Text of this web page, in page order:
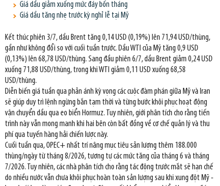
Giá dầu giảm xuống mức đáy bốn tháng
Giá dầu tăng nhẹ trước kỳ nghỉ lễ tại Mỹ
Kết thúc phiên 3/7, dầu Brent tăng 0,14 USD (0,19%) lên 71,94 USD/thùng,
gần như không đổi so với cuối tuần trước. Dầu WTI của Mỹ tăng 0,9 USD
(0,13%) lên 68,78 USD/thùng. Sang đầu phiên 6/7, dầu Brent giảm 0,24 USD
xuống 71,88 USD/thùng, trong khi WTI giảm 0,11 USD xuống 68,58
USD/thùng.
Diễn biến giá tuần qua phản ánh kỳ vọng các cuộc đàm phán giữa Mỹ và Iran
sẽ giúp duy trì lệnh ngừng bắn tạm thời và từng bước khôi phục hoạt động
vận chuyển dầu qua eo biển Hormuz. Tuy nhiên, giới phân tích cho rằng tiến
trình này vẫn mong manh khi hai bên còn bất đồng về cơ chế quản lý và thu
phí qua tuyến hàng hải chiến lược này.
Cuối tuần qua, OPEC+ nhất trí nâng mục tiêu sản lượng thêm 188.000
thùng/ngày từ tháng 8/2026, tương tự các mức tăng của tháng 6 và tháng
7/2026. Tuy nhiên, các nhà phân tích cho rằng tác động trước mắt sẽ hạn chế
do nhiều nước vẫn chưa khôi phục hoàn toàn sản lượng sau khi xung đột Mỹ -